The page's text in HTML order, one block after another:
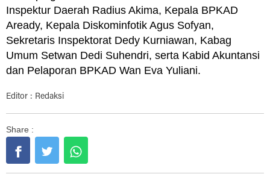
Inspektur Daerah Radius Akima, Kepala BPKAD
Aready, Kepala Diskominfotik Agus Sofyan,
Sekretaris Inspektorat Dedy Kurniawan, Kabag
Umum Setwan Dedi Suhendri, serta Kabid Akuntansi
dan Pelaporan BPKAD Wan Eva Yuliani.
Editor : Redaksi
Share :